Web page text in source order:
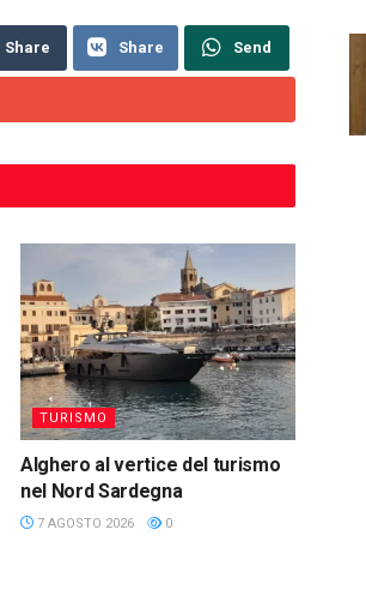
Share Share Send
TURISMO
Alghero al vertice del turismo
nel Nord Sardegna
7 AGOSTO 2026 0